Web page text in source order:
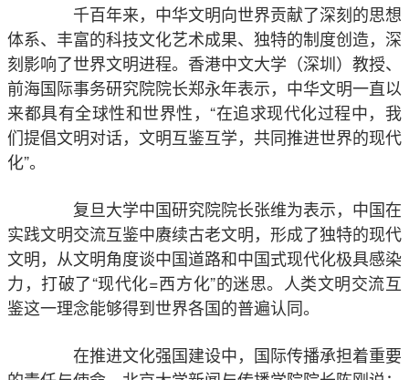
千百年来，中华文明向世界贡献了深刻的思想
体系、丰富的科技文化艺术成果、独特的制度创造，深
刻影响了世界文明进程。香港中文大学（深圳）教授、
前海国际事务研究院院长郑永年表示，中华文明一直以
来都具有全球性和世界性，“在追求现代化过程中，我
们提倡文明对话，文明互鉴互学，共同推进世界的现代
化”。
复旦大学中国研究院院长张维为表示，中国在
实践文明交流互鉴中赓续古老文明，形成了独特的现代
文明，从文明角度谈中国道路和中国式现代化极具感染
力，打破了“现代化=西方化”的迷思。人类文明交流互
鉴这一理念能够得到世界各国的普遍认同。
在推进文化强国建设中，国际传播承担着重要